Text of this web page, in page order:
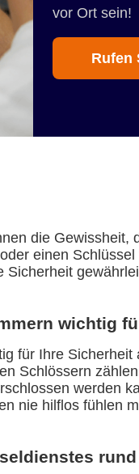
vor Ort sein!
Rufen
die
einen
Sicherheit
wichtig
für Ihre
Schlössern
werden
nie hilflos fühlen
rund